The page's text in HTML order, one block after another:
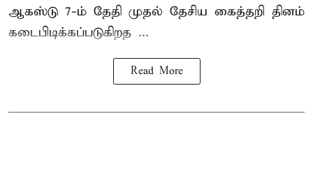
ஆகஸ்டு 7-ம் தேதி முதல் தேசிய கைத்தறி தினம்
கடைபிடிக்கப்படுகிறத ...
Read More